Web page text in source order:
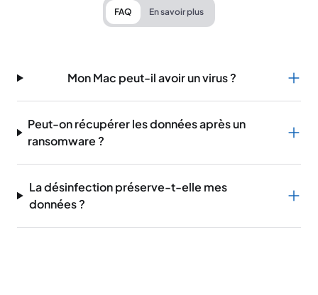
FAQ En savoir plus
Mon Mac peut-il avoir un virus ?
Peut-on récupérer les données après un
ransomware ?
La désinfection préserve-t-elle mes
données ?